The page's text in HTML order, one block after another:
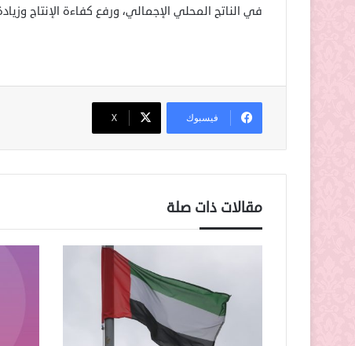
في الناتج المحلي الإجمالي، ورفع كفاءة الإنتاج
فيسبوك ‫X
مقالات ذات صلة